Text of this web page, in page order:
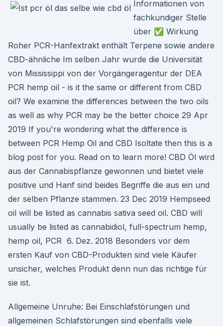
Informationen von
fachkundiger Stelle
über ✅ Wirkung
Roher PCR-Hanfextrakt enthält Terpene sowie andere
CBD-ähnliche Im selben Jahr wurde die Universität
von Mississippi von der Vorgängeragentur der DEA
PCR hemp oil - is it the same or different from CBD
oil? We examine the differences between the two oils
as well as why PCR may be the better choice 29 Apr
2019 If you're wondering what the difference is
between PCR Hemp Oil and CBD Isoltate then this is a
blog post for you. Read on to learn more! CBD Öl wird
aus der Cannabispflanze gewonnen und bietet viele
positive und Hanf sind beides Begriffe die aus ein und
der selben Pflanze stammen. 23 Dec 2019 Hempseed
oil will be listed as cannabis sativa seed oil. CBD will
usually be listed as cannabidiol, full-spectrum hemp,
hemp oil, PCR 6. Dez. 2018 Besonders vor dem
ersten Kauf von CBD-Produkten sind viele Käufer
unsicher, welches Produkt denn nun das richtige für
sie ist.
Allgemeine Unruhe: Bei Einschlafstörungen und
allgemeinen Schlafstörungen sind ebenfalls viele